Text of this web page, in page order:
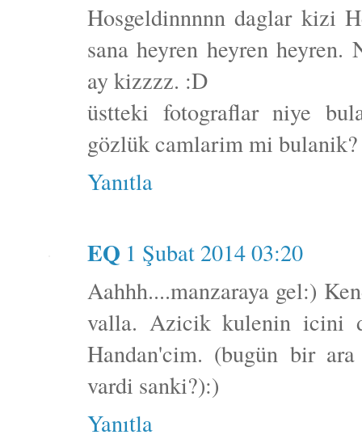
Hosgeldinnnnn daglar kizi
sana heyren heyren
ay kizzzz. :D
üstteki fotograflar niye
gözlük camlarim mi bulanik?
Yanıtla
EQ 1 Şubat 2014 03:20
Aahhh....manzaraya gel:)
valla. Azicik kulenin icini
Handan'cim. (bugün bir
vardi sanki?):)
Yanıtla